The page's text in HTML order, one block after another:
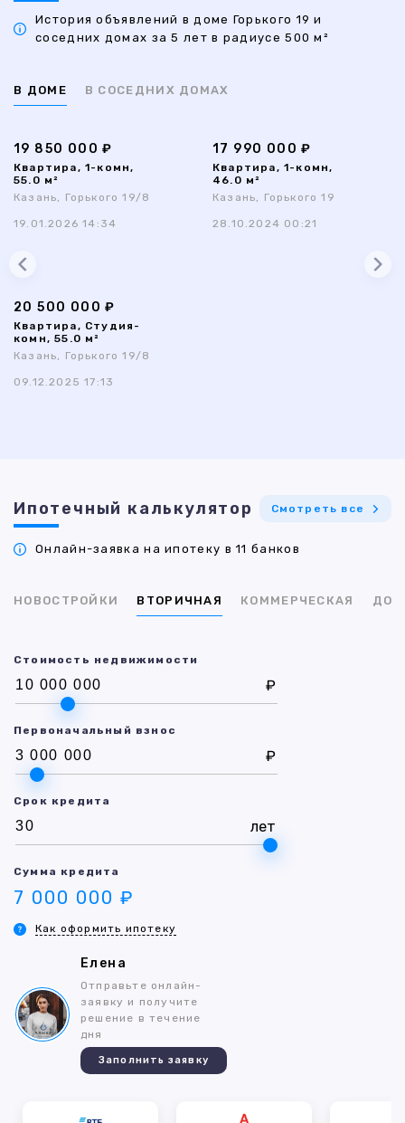
История объявлений в доме Горького 19 и
соседних домах за 5 лет в радиусе 500 м²
В ДОМЕ В СОСЕДНИХ ДОМАХ
19 850 000 ₽
Квартира, 1-комн,
55.0 м²
Казань, Горького 19/8
19.01.2026 14:34
17 990 000 ₽
Квартира, 1-комн,
46.0 м²
Казань, Горького 19
28.10.2024 00:21
20 500 000 ₽
Квартира, Студия-
комн, 55.0 м²
Казань, Горького 19/8
09.12.2025 17:13
Ипотечный калькулятор Смотреть все
Онлайн-заявка на ипотеку в 11 банков
НОВОСТРОЙКИ ВТОРИЧНАЯ КОММЕРЧЕСКАЯ ДОМ
Стоимость недвижимости
₽
Первоначальный взнос
₽
Срок кредита
лет
Сумма кредита
7 000 000 ₽
Как оформить ипотеку
Елена
Отправьте онлайн-
заявку и получите
решение в течение
дня
Заполнить заявку